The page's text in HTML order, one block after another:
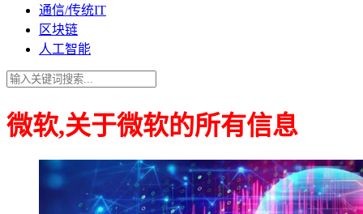
通信/传统IT
区块链
人工智能
微软,关于微软的所有信息